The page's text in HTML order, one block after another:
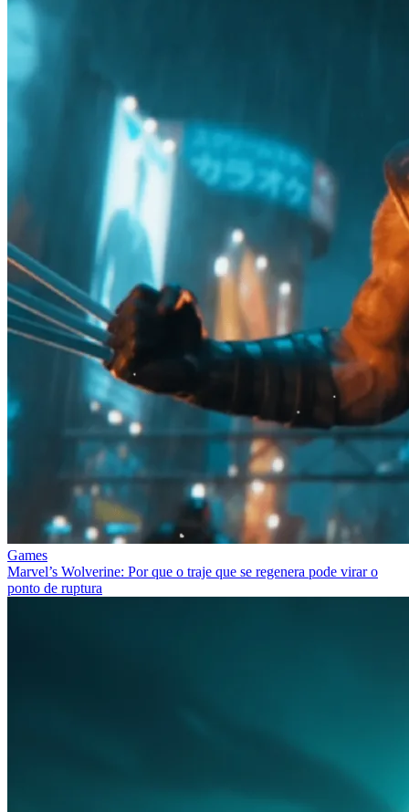
Games
Marvel’s Wolverine: Por que o traje que se regenera pode virar o
ponto de ruptura